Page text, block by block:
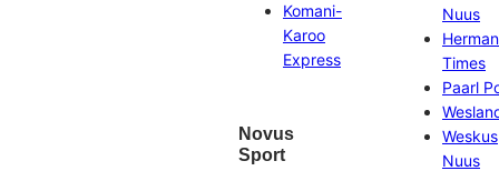
Komani-
Karoo
Express
Novus
Sport
Nuus
Times
Paarl
Weskus
Nuus